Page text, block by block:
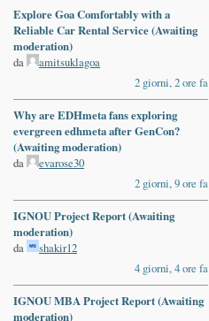
Explore Goa Comfortably with a
Reliable Car Rental Service (Awaiting
moderation)
da
amitsuklagoa
2 giorni, 2 ore fa
Why are EDHmeta fans exploring
evergreen edhmeta after GenCon?
(Awaiting moderation)
da
evarose30
2 giorni, 9 ore fa
IGNOU Project Report (Awaiting
moderation)
da
shakir12
4 giorni, 4 ore fa
IGNOU MBA Project Report (Awaiting
moderation)